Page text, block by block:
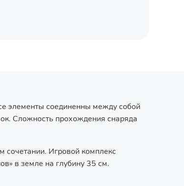
элементы соединенны между собой
Сложность прохождения снаряда
сочетании. Игровой комплекс
в земле на глубину 35 см.